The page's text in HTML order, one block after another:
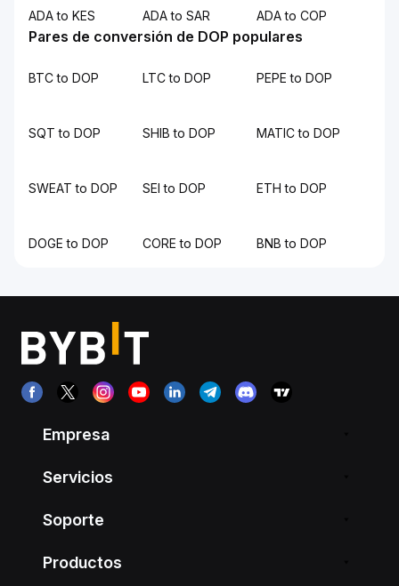
ADA to KES ADA to SAR ADA to COP
Pares de conversión de DOP populares
BTC to DOP LTC to DOP PEPE to DOP
SQT to DOP SHIB to DOP MATIC to DOP
SWEAT to DOP SEI to DOP ETH to DOP
DOGE to DOP CORE to DOP BNB to DOP
Empresa
Servicios
Soporte
Productos